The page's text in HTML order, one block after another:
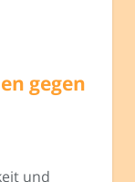
gegen
und